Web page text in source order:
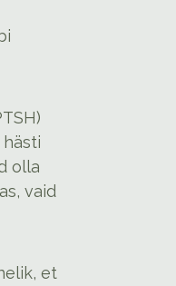
olla
vaid
et